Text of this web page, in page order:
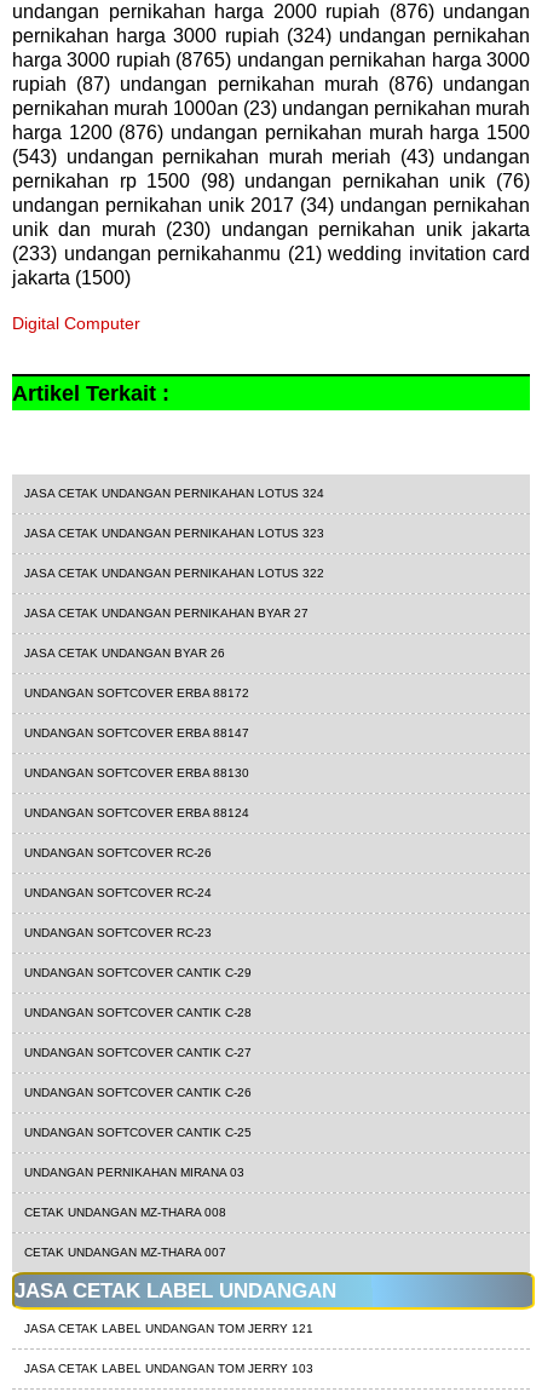
undangan pernikahan harga 2000 rupiah (876) undangan
pernikahan harga 3000 rupiah (324) undangan pernikahan
harga 3000 rupiah (8765) undangan pernikahan harga 3000
rupiah (87) undangan pernikahan murah (876) undangan
pernikahan murah 1000an (23) undangan pernikahan murah
harga 1200 (876) undangan pernikahan murah harga 1500
(543) undangan pernikahan murah meriah (43) undangan
pernikahan rp 1500 (98) undangan pernikahan unik (76)
undangan pernikahan unik 2017 (34) undangan pernikahan
unik dan murah (230) undangan pernikahan unik jakarta
(233) undangan pernikahanmu (21) wedding invitation card
jakarta (1500)
Digital Computer
Artikel Terkait :
JASA CETAK UNDANGAN PERNIKAHAN LOTUS 324
JASA CETAK UNDANGAN PERNIKAHAN LOTUS 323
JASA CETAK UNDANGAN PERNIKAHAN LOTUS 322
JASA CETAK UNDANGAN PERNIKAHAN BYAR 27
JASA CETAK UNDANGAN BYAR 26
UNDANGAN SOFTCOVER ERBA 88172
UNDANGAN SOFTCOVER ERBA 88147
UNDANGAN SOFTCOVER ERBA 88130
UNDANGAN SOFTCOVER ERBA 88124
UNDANGAN SOFTCOVER RC-26
UNDANGAN SOFTCOVER RC-24
UNDANGAN SOFTCOVER RC-23
UNDANGAN SOFTCOVER CANTIK C-29
UNDANGAN SOFTCOVER CANTIK C-28
UNDANGAN SOFTCOVER CANTIK C-27
UNDANGAN SOFTCOVER CANTIK C-26
UNDANGAN SOFTCOVER CANTIK C-25
UNDANGAN PERNIKAHAN MIRANA 03
CETAK UNDANGAN MZ-THARA 008
CETAK UNDANGAN MZ-THARA 007
JASA CETAK LABEL UNDANGAN
JASA CETAK LABEL UNDANGAN TOM JERRY 121
JASA CETAK LABEL UNDANGAN TOM JERRY 103